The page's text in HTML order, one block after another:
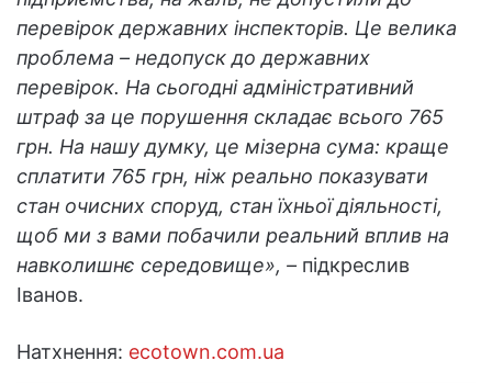
перевірок державних інспекторів. Це велика
проблема – недопуск до державних
перевірок. На сьогодні адміністративний
штраф за це порушення складає всього 765
грн. На нашу думку, це мізерна сума: краще
сплатити 765 грн, ніж реально показувати
стан очисних споруд, стан їхньої діяльності,
щоб ми з вами побачили реальний вплив на
навколишнє середовище», – підкреслив
Іванов.
Натхнення: ecotown.com.ua